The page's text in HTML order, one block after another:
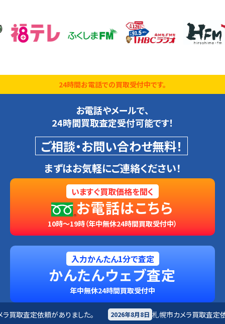
24時間お電話での買取受付中です。
お電話やメールで、
24時間買取査定受付可能です！
ご相談・お問い合わせ無料！
まずはお気軽にご連絡ください！
いますぐ買取価格を聞く
お電話はこちら
10時～19時（年中無休24時間買取受付中）
入力かんたん1分で査定
かんたんウェブ査定
年中無休24時間買取受付中
た。 2026年8月8日 札幌市 カメラ買取査定依頼がありました。